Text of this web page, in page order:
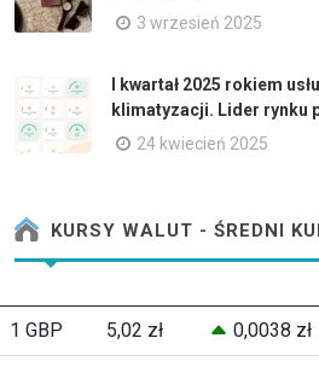
3 wrzesień 2025
I kwartał 2025 rokiem
klimatyzacji. Lider rynku
24 kwiecień 2025
KURSY WALUT - ŚREDNI
1 GBP 5,02 zł 0,0038 zł